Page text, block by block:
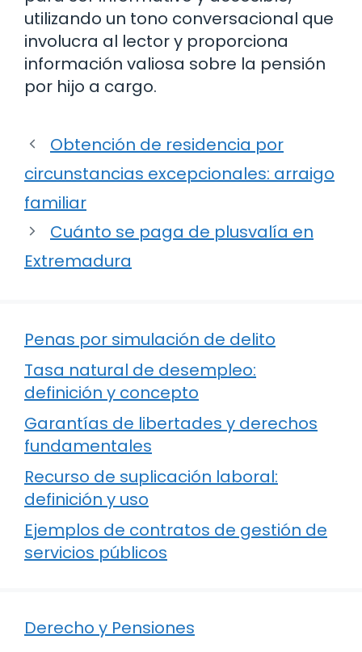
utilizando un tono conversacional que
involucra al lector y proporciona
información valiosa sobre la pensión
por hijo a cargo.
Obtención de residencia por
circunstancias excepcionales: arraigo
familiar
Cuánto se paga de plusvalía en
Extremadura
Penas por simulación de delito
Tasa natural de desempleo:
definición y concepto
Garantías de libertades y derechos
fundamentales
Recurso de suplicación laboral:
definición y uso
Ejemplos de contratos de gestión de
servicios públicos
Derecho y Pensiones